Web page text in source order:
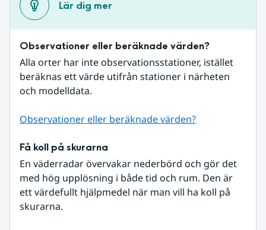
Lär dig mer
Observationer eller beräknade värden?
Alla orter har inte observationsstationer, istället
beräknas ett värde utifrån stationer i närheten
och modelldata.
Observationer eller beräknade värden?
Få koll på skurarna
En väderradar övervakar nederbörd och gör det
med hög upplösning i både tid och rum. Den är
ett värdefullt hjälpmedel när man vill ha koll på
skurarna.